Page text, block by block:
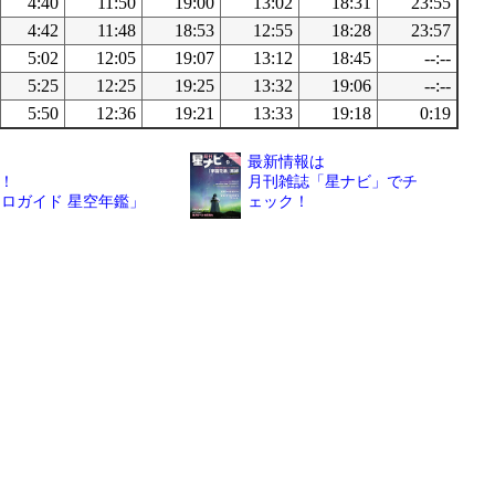
4:42
11:48 18:53 12:55 18:28
23:57
5:02
12:05 19:07 13:12 18:45
--:--
5:25
12:25 19:25 13:32 19:06
--:--
5:50
12:36 19:21 13:33 19:18 0:19
ガイド 星空年鑑」
最新情報は
月刊雑誌「星ナビ」でチ
ェック！